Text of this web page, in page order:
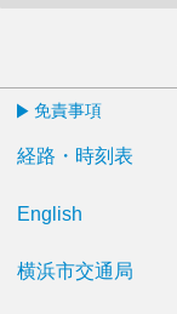
免責事項
経路・時刻表
English
横浜市交通局